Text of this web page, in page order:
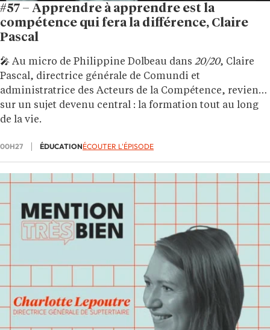
#57 – Apprendre à apprendre est la
compétence qui fera la différence, Claire
Pascal
🎤 Au micro de Philippine Dolbeau dans 20/20, Claire
Pascal, directrice générale de Comundi et
administratrice des Acteurs de la Compétence, revient
sur un sujet devenu central : la formation tout au long
de la vie.
00H27 ÉDUCATIONÉCOUTER L'ÉPISODE